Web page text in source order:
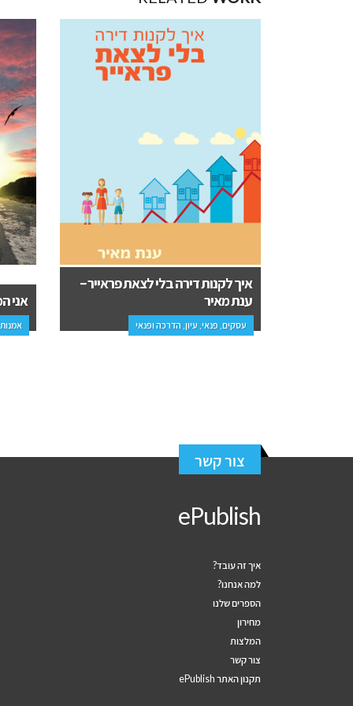
איך לקנות דירה בלי לצאת פראייר –
ענת מאיר
עסקים, פנאי, עיון, הדרכה ופנאי
אני
צור קשר
ePublish
איך זה עובד?
למה אנחנו?
הספרים שלנו
מחירון
המלצות
צור קשר
תקנון האתר ePublish